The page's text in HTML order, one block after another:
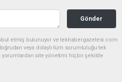
Gönder
etmiş bulunuyor ve tekhabergazetesi.com
veya dolaylı tüm sorumluluğu tek
yorumlardan site yönetimi hiçbir şekilde